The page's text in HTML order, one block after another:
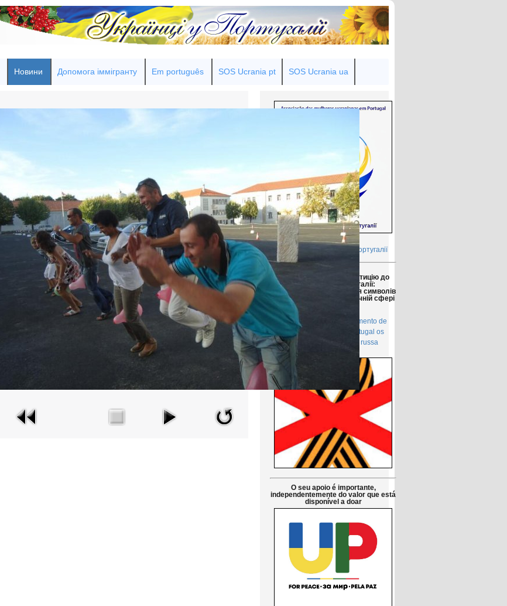
Новини Допомога іммігранту Em português SOS Ucrania pt SOS Ucrania ua
Товариство українок у Португалії
Просимо підтримати петицію до
Парламенту Португалії:
Заборонити використання символів
російської агресії в публічній сфері
Petição pública Ao Parlamento de
Portugal: Proibir em Portugal os
símbolos da agressão russa
O seu apoio é importante,
independentemente do valor que está
disponível a doar